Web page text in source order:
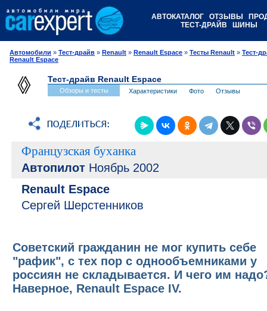
АВТОКАТАЛОГ ОТЗЫВЫ
ТЕСТ-ДРАЙВ
ШИНЫ
Автомобили » Тест-драйв » Renault » Renault Espace » Тесты Renault » Тест-
Renault Espace
Тест-драйв Renault Espace
Обзоры и тесты Характеристики Фото Отзывы
Французская буханка
Автопилот Ноябрь 2002
Renault Espace
Сергей Шерстенников
Советский гражданин не мог купить себе
"рафик", с тех пор с однообъемниками у
россиян не складывается. И чего им
Наверное, Renault Espace IV.